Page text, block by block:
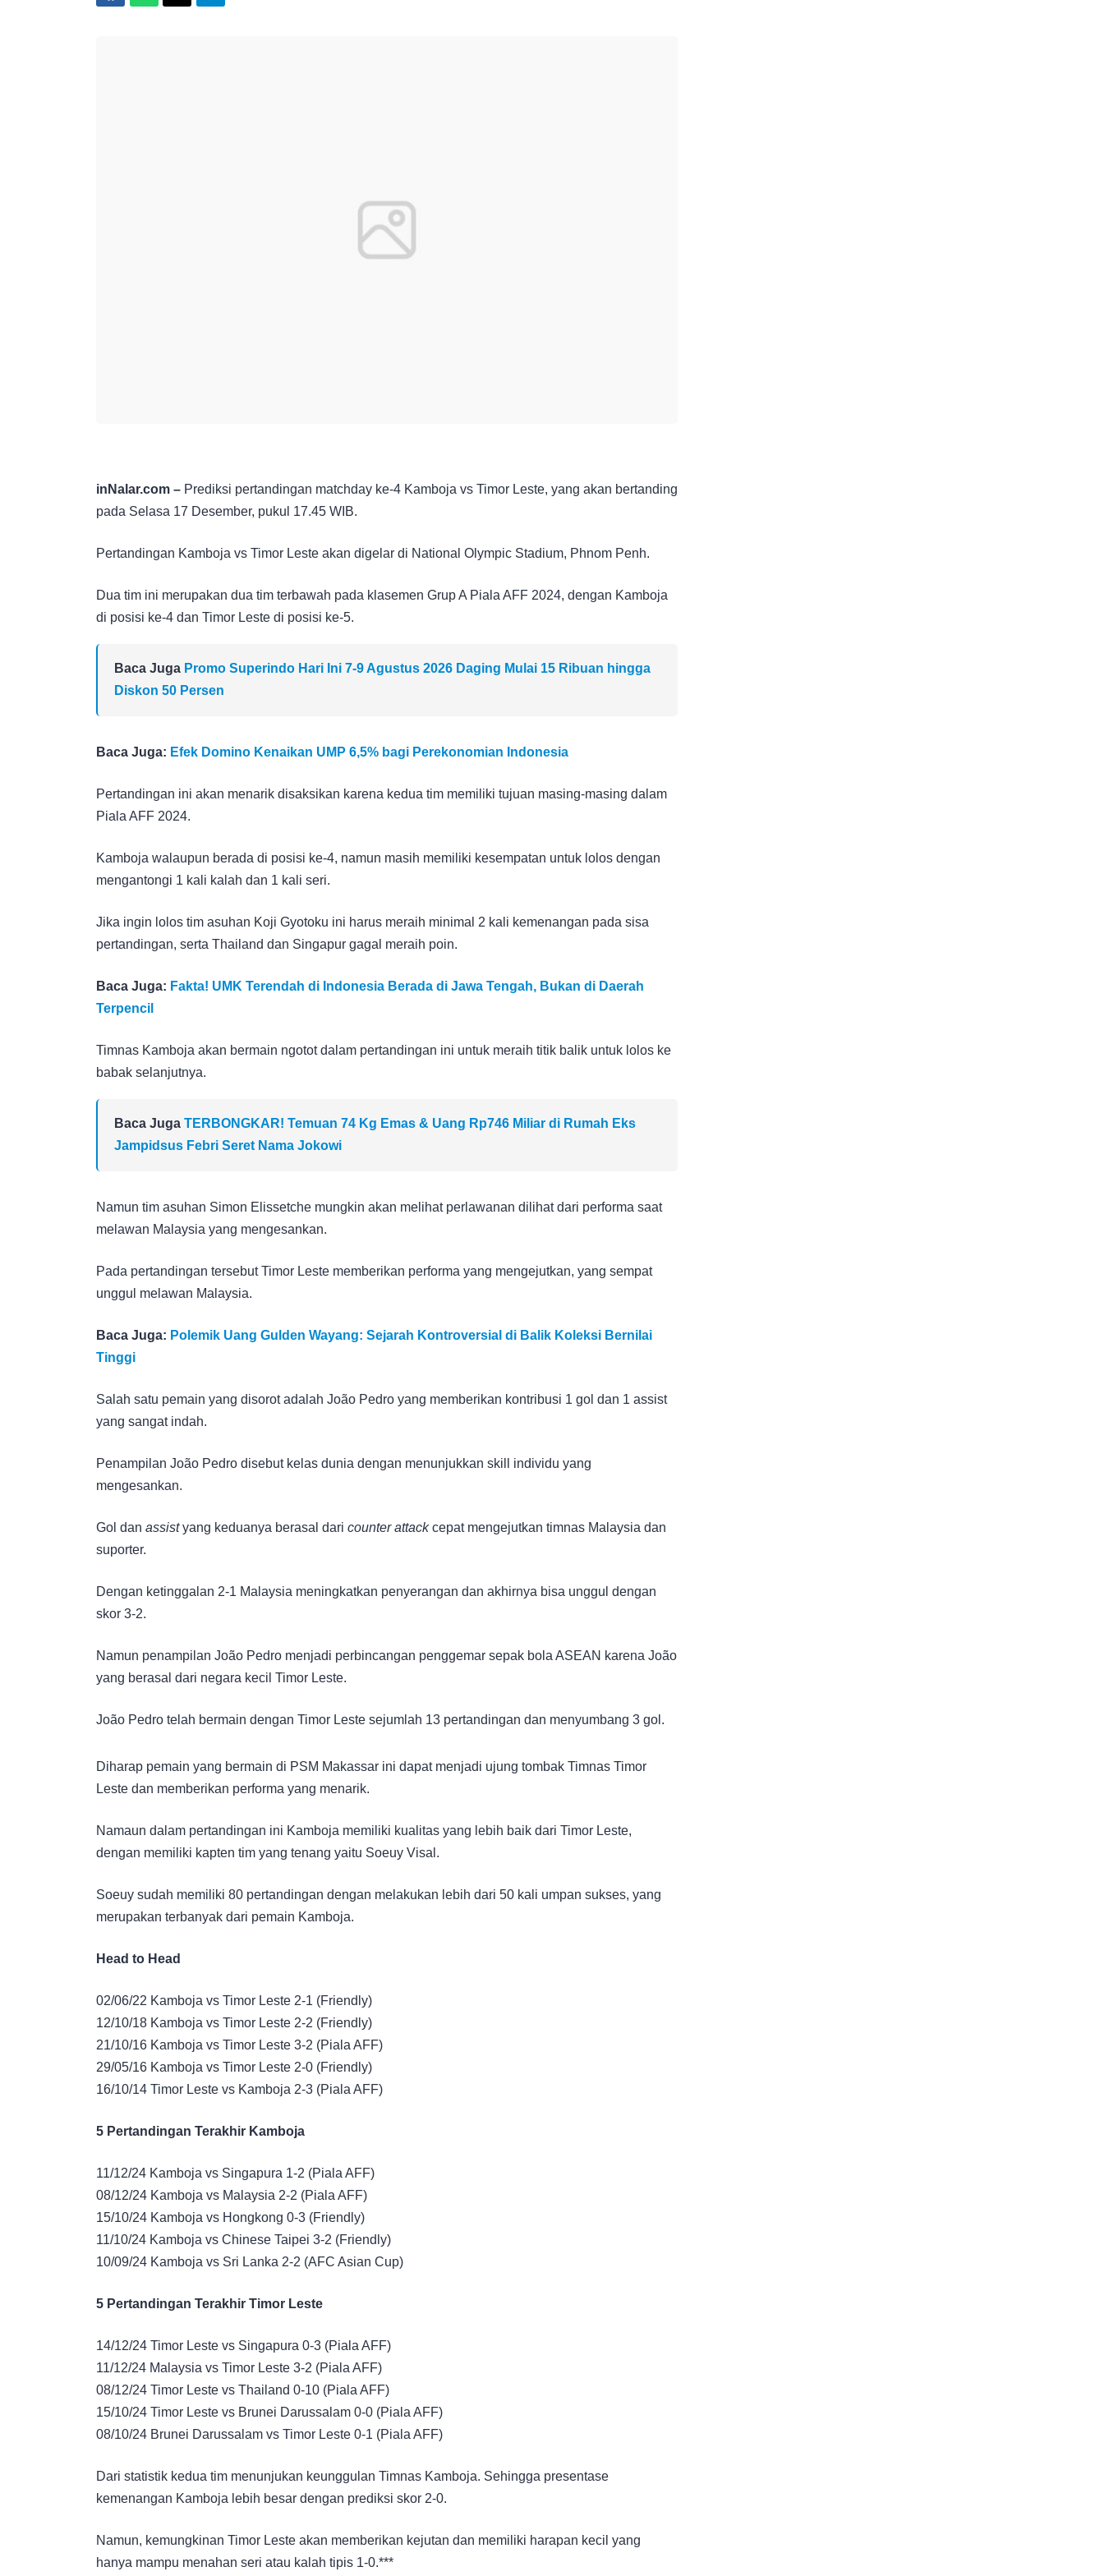
inNalar.com – Prediksi pertandingan matchday ke-4 Kamboja vs Timor Leste, yang akan bertanding
pada Selasa 17 Desember, pukul 17.45 WIB.
Pertandingan Kamboja vs Timor Leste akan digelar di National Olympic Stadium, Phnom Penh.
Dua tim ini merupakan dua tim terbawah pada klasemen Grup A Piala AFF 2024, dengan Kamboja
di posisi ke-4 dan Timor Leste di posisi ke-5.
Baca Juga Promo Superindo Hari Ini 7-9 Agustus 2026 Daging Mulai 15 Ribuan hingga
Diskon 50 Persen
Baca Juga: Efek Domino Kenaikan UMP 6,5% bagi Perekonomian Indonesia
Pertandingan ini akan menarik disaksikan karena kedua tim memiliki tujuan masing-masing dalam
Piala AFF 2024.
Kamboja walaupun berada di posisi ke-4, namun masih memiliki kesempatan untuk lolos dengan
mengantongi 1 kali kalah dan 1 kali seri.
Jika ingin lolos tim asuhan Koji Gyotoku ini harus meraih minimal 2 kali kemenangan pada sisa
pertandingan, serta Thailand dan Singapur gagal meraih poin.
Baca Juga: Fakta! UMK Terendah di Indonesia Berada di Jawa Tengah, Bukan di Daerah
Terpencil
Timnas Kamboja akan bermain ngotot dalam pertandingan ini untuk meraih titik balik untuk lolos ke
babak selanjutnya.
Baca Juga TERBONGKAR! Temuan 74 Kg Emas & Uang Rp746 Miliar di Rumah Eks
Jampidsus Febri Seret Nama Jokowi
Namun tim asuhan Simon Elissetche mungkin akan melihat perlawanan dilihat dari performa saat
melawan Malaysia yang mengesankan.
Pada pertandingan tersebut Timor Leste memberikan performa yang mengejutkan, yang sempat
unggul melawan Malaysia.
Baca Juga: Polemik Uang Gulden Wayang: Sejarah Kontroversial di Balik Koleksi Bernilai
Tinggi
Salah satu pemain yang disorot adalah João Pedro yang memberikan kontribusi 1 gol dan 1 assist
yang sangat indah.
Penampilan João Pedro disebut kelas dunia dengan menunjukkan skill individu yang
mengesankan.
Gol dan assistyang keduanya berasal dari counter attackcepat mengejutkan timnas Malaysia dan
suporter.
Dengan ketinggalan 2-1 Malaysia meningkatkan penyerangan dan akhirnya bisa unggul dengan
skor 3-2.
Namun penampilan João Pedro menjadi perbincangan penggemar sepak bola ASEAN karena João
yang berasal dari negara kecil Timor Leste.
João Pedro telah bermain dengan Timor Leste sejumlah 13 pertandingan dan menyumbang 3 gol.
Diharap pemain yang bermain di PSM Makassar ini dapat menjadi ujung tombak Timnas Timor
Leste dan memberikan performa yang menarik.
Namaun dalam pertandingan ini Kamboja memiliki kualitas yang lebih baik dari Timor Leste,
dengan memiliki kapten tim yang tenang yaitu Soeuy Visal.
Soeuy sudah memiliki 80 pertandingan dengan melakukan lebih dari 50 kali umpan sukses, yang
merupakan terbanyak dari pemain Kamboja.
Head to Head
02/06/22 Kamboja vs Timor Leste 2-1 (Friendly)
12/10/18 Kamboja vs Timor Leste 2-2 (Friendly)
21/10/16 Kamboja vs Timor Leste 3-2 (Piala AFF)
29/05/16 Kamboja vs Timor Leste 2-0 (Friendly)
16/10/14 Timor Leste vs Kamboja 2-3 (Piala AFF)
5 Pertandingan Terakhir Kamboja
11/12/24 Kamboja vs Singapura 1-2 (Piala AFF)
08/12/24 Kamboja vs Malaysia 2-2 (Piala AFF)
15/10/24 Kamboja vs Hongkong 0-3 (Friendly)
11/10/24 Kamboja vs Chinese Taipei 3-2 (Friendly)
10/09/24 Kamboja vs Sri Lanka 2-2 (AFC Asian Cup)
5 Pertandingan Terakhir Timor Leste
14/12/24 Timor Leste vs Singapura 0-3 (Piala AFF)
11/12/24 Malaysia vs Timor Leste 3-2 (Piala AFF)
08/12/24 Timor Leste vs Thailand 0-10 (Piala AFF)
15/10/24 Timor Leste vs Brunei Darussalam 0-0 (Piala AFF)
08/10/24 Brunei Darussalam vs Timor Leste 0-1 (Piala AFF)
Dari statistik kedua tim menunjukan keunggulan Timnas Kamboja. Sehingga presentase
kemenangan Kamboja lebih besar dengan prediksi skor 2-0.
Namun, kemungkinan Timor Leste akan memberikan kejutan dan memiliki harapan kecil yang
hanya mampu menahan seri atau kalah tipis 1-0.***